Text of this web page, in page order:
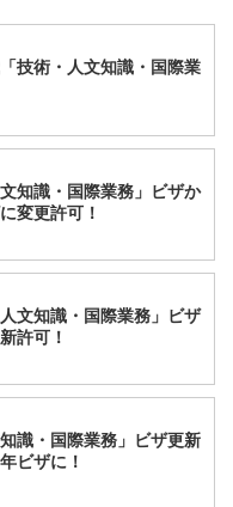
技術・人文知識・国際業
知識・国際業務」ビザか
変更許可！
文知識・国際業務」ビザ
許可！
識・国際業務」ビザ更新
ビザに！